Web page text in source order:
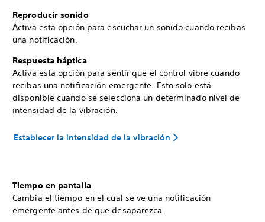
Reproducir sonido
Activa esta opción para escuchar un sonido cuando recibas
una notificación.
Respuesta háptica
Activa esta opción para sentir que el control vibre cuando
recibas una notificación emergente. Esto solo está
disponible cuando se selecciona un determinado nivel de
intensidad de la vibración.
Establecer la intensidad de la vibración
Tiempo en pantalla
Cambia el tiempo en el cual se ve una notificación
emergente antes de que desaparezca.